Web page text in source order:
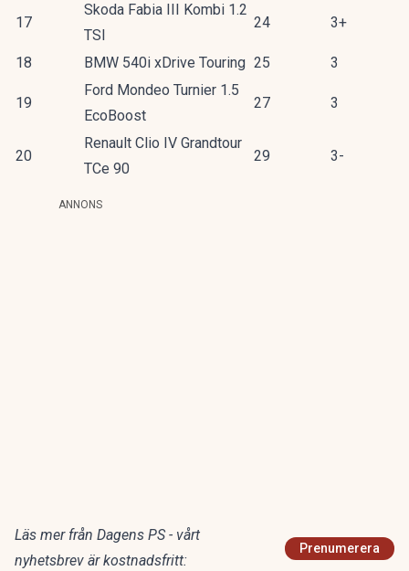
17
Skoda Fabia III Kombi 1.2
TSI
24 3+
18 BMW 540i xDrive Touring 25 3
19
Ford Mondeo Turnier 1.5
EcoBoost
27 3
20
Renault Clio IV Grandtour
TCe 90
29 3-
ANNONS
Läs mer från Dagens PS - vårt
nyhetsbrev är kostnadsfritt:
Prenumerera